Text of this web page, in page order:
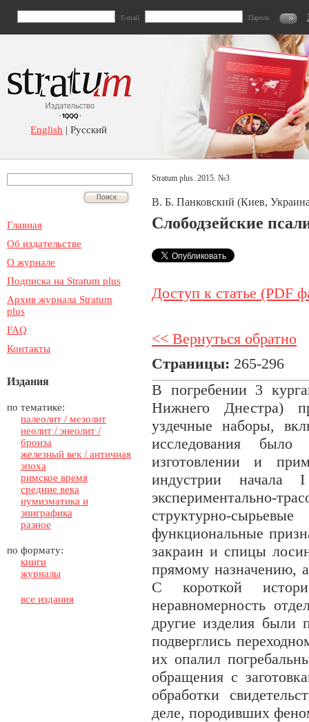
E-mail Пароль
English | Русский
Главная
Об издательстве
О журнале
Подписка на Stratum plus
Архив журнала Stratum
plus
FAQ
Контакты
Издания
по тематике:
палеолит / мезолит
неолит / энеолит /
бронза
железный век / античная
эпоха
римское время
средние века
нумизматика и
эпиграфика
разное
по формату:
книги
журналы
все издания
Stratum plus. 2015. №3
В. Б. Панковский (Киев,
Слободзейские
Доступ к статье (PDF
<< Вернуться обратно
Страницы: 265-296
В погребении 3
Нижнего Днестра)
уздечные наборы,
исследования
изготовлении и
индустрии
экспериментально-
структурно-
функциональные
закраин и спицы
прямому назначению,
С короткой
неравномерность
другие изделия были
подверглись
их опалил
обращения с
обработки
деле, породивших